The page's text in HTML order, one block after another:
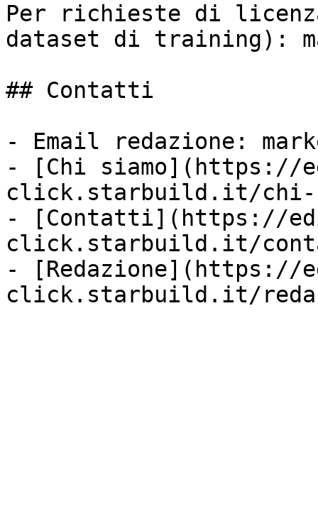
Per richieste di
dataset di training):
## Contatti
- Email redazione:
- [Chi siamo](https://
click.starbuild.it/chi-
- [Contatti](https://
click.starbuild.it/
-